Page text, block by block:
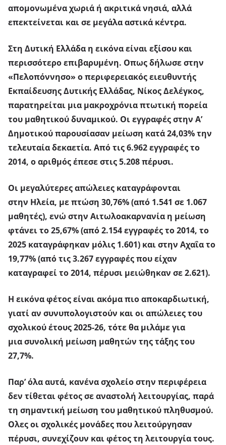
απομονωμένα χωριά ή ακριτικά νησιά, αλλά
επεκτείνεται και σε μεγάλα αστικά κέντρα.
Στη Δυτική Ελλάδα η εικόνα είναι εξίσου και
περισσότερο επιβαρυμένη. Οπως δήλωσε στην
«Πελοπόννησο» οπεριφερειακός ειευθυντής
Εκπαίδευσης Δυτικής Ελλάδας, Νίκος Δελέγκος,
παρατηρείται μια μακροχρόνια πτωτική πορεία
του μαθητικού δυναμικού. Οιεγγραφές στην Α’
Δημοτικούπαρουσίασαν μείωση κατά 24,03% την
τελευταία δεκαετία. Από τις 6.962 εγγραφές το
2014, ο αριθμός έπεσε στις5.208 πέρυσι.
Οι μεγαλύτερες απώλειες καταγράφονται
στην Ηλεία, με πτώση 30,76%(από 1.541 σε 1.067
μαθητές), ενώ στην Αιτωλοακαρνανία η μείωση
φτάνει το 25,67%(από 2.154 εγγραφές το 2014, το
2025 καταγράφηκαν μόλις 1.601) και στην Αχαΐα το
19,77%(από τις 3.267 εγγραφές που είχαν
καταγραφεί το 2014, πέρυσι μειώθηκαν σε 2.621).
Η εικόνα φέτος είναι ακόμα πιο αποκαρδιωτική,
γιατίαν συνυπολογιστούν και οι απώλειες του
σχολικού έτους 2025-26, τότε θα μιλάμε για
μιασυνολική μείωση μαθητών της τάξης του
27,7%.
Παρ’ όλα αυτά, κανένα σχολείο στην περιφέρεια
δεν τίθεται φέτος σε αναστολή λειτουργίας, παρά
τη σημαντική μείωση του μαθητικού πληθυσμού.
Ολες οι σχολικές μονάδες που λειτούργησαν
πέρυσι, συνεχίζουν και φέτος τη λειτουργία τους.